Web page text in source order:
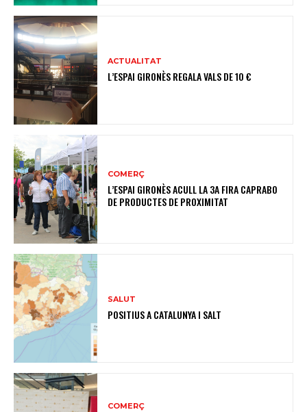
ACTUALITAT
L’ESPAI GIRONÈS REGALA VALS DE 10 €
COMERÇ
L’ESPAI GIRONÈS ACULL LA 3A FIRA CAPRABO
DE PRODUCTES DE PROXIMITAT
SALUT
POSITIUS A CATALUNYA I SALT
COMERÇ